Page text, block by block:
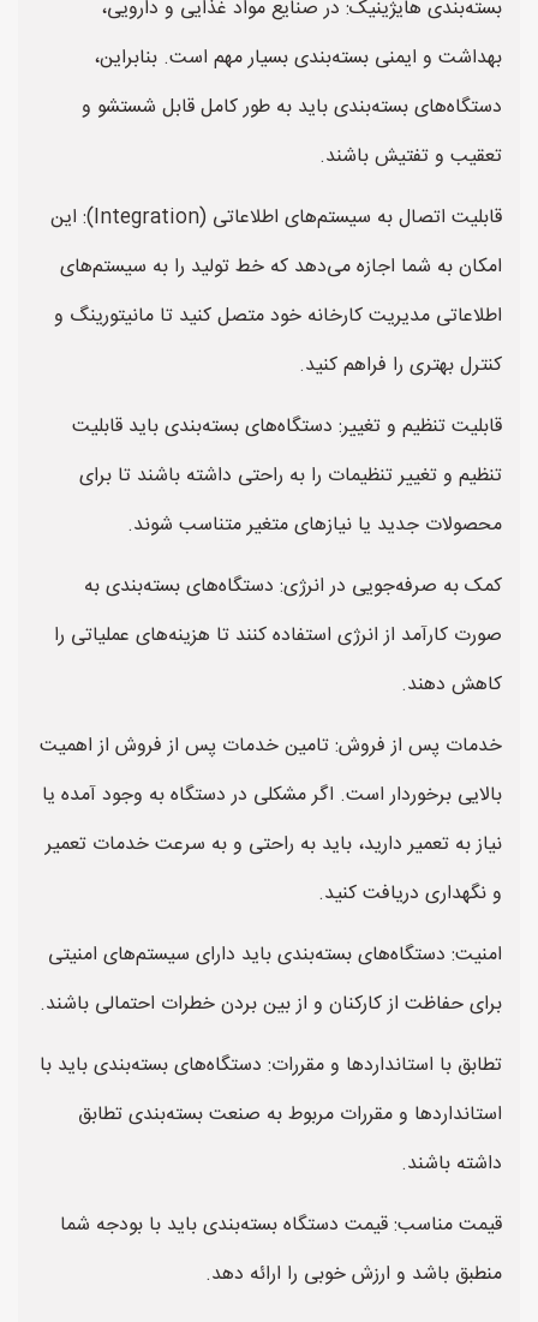
بسته‌بندی هایژینیک: در صنایع مواد غذایی و دارویی،
بهداشت و ایمنی بسته‌بندی بسیار مهم است. بنابراین،
دستگاه‌های بسته‌بندی باید به طور کامل قابل شستشو و
تعقیب و تفتیش باشند.
قابلیت اتصال به سیستم‌های اطلاعاتی (Integration): این
امکان به شما اجازه می‌دهد که خط تولید را به سیستم‌های
اطلاعاتی مدیریت کارخانه خود متصل کنید تا مانیتورینگ و
کنترل بهتری را فراهم کنید.
قابلیت تنظیم و تغییر: دستگاه‌های بسته‌بندی باید قابلیت
تنظیم و تغییر تنظیمات را به راحتی داشته باشند تا برای
محصولات جدید یا نیازهای متغیر متناسب شوند.
کمک به صرفه‌جویی در انرژی: دستگاه‌های بسته‌بندی به
صورت کارآمد از انرژی استفاده کنند تا هزینه‌های عملیاتی را
کاهش دهند.
خدمات پس از فروش: تامین خدمات پس از فروش از اهمیت
بالایی برخوردار است. اگر مشکلی در دستگاه به وجود آمده یا
نیاز به تعمیر دارید، باید به راحتی و به سرعت خدمات تعمیر
و نگهداری دریافت کنید.
امنیت: دستگاه‌های بسته‌بندی باید دارای سیستم‌های امنیتی
برای حفاظت از کارکنان و از بین بردن خطرات احتمالی باشند.
تطابق با استانداردها و مقررات: دستگاه‌های بسته‌بندی باید با
استانداردها و مقررات مربوط به صنعت بسته‌بندی تطابق
داشته باشند.
قیمت مناسب: قیمت دستگاه بسته‌بندی باید با بودجه شما
منطبق باشد و ارزش خوبی را ارائه دهد.